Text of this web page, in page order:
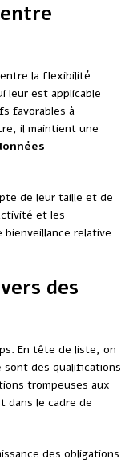
la flexibilité
leur est applicable
favorables à
il maintient une
de leur taille et de
et les
relative
des
En tête de liste, on
sont des qualifications
trompeuses aux
dans le cadre de
des obligations